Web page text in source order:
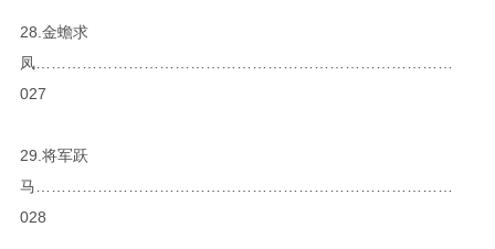
28.金蟾求
凤………………………………………………………………………
027
29.将军跃
马………………………………………………………………………
028